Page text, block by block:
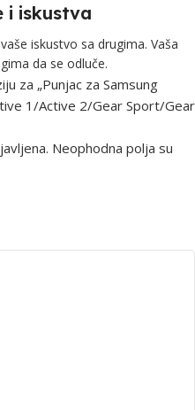
i iskustva
iskustvo sa drugima. Vaša
da se odluče.
za „Punjac za Samsung
1/Active 2/Gear Sport/Gear
Neophodna polja su